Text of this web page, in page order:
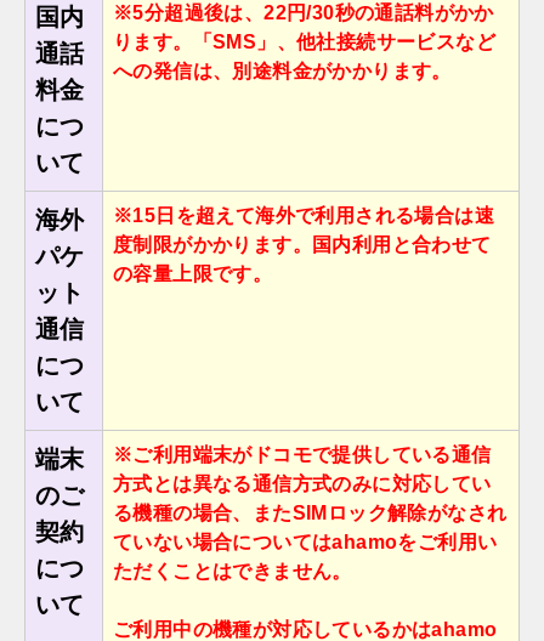
国内
通話
料金
につ
いて
※5分超過後は、22円/30秒の通話料がかか
ります。「SMS」、他社接続サービスなど
への発信は、別途料⾦がかかります。
海外
パケ
ット
通信
につ
いて
※15⽇を超えて海外で利⽤される場合は速
度制限がかかります。国内利⽤と合わせて
の容量上限です。
端末
のご
契約
につ
いて
※ご利⽤端末がドコモで提供している通信
⽅式とは異なる通信⽅式のみに対応してい
る機種の場合、またSIMロック解除がなされ
ていない場合についてはahamoをご利⽤い
ただくことはできません。
ご利⽤中の機種が対応しているかはahamo